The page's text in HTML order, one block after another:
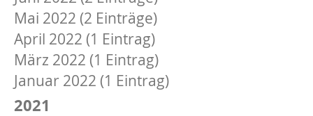
Mai 2022 (2 Einträge)
April 2022 (1 Eintrag)
März 2022 (1 Eintrag)
Januar 2022 (1 Eintrag)
2021